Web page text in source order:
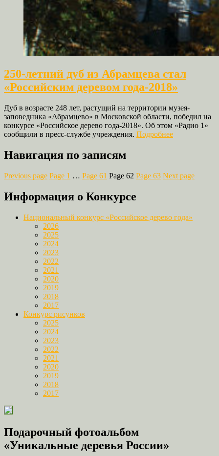
250‑летний дуб из Абрамцева стал
«Российским деревом года‑2018»
Дуб в возрасте 248 лет, растущий на территории музея-
заповедника «Абрамцево» в Московской области, победил на
конкурсе «Российское дерево года-2018». Об этом «Радио 1»
сообщили в пресс-службе учреждения. Подробнее
Навигация по записям
Previous page Page 1 … Page 61 Page 62 Page 63 Next page
Информация о Конкурсе
Национальный конкурс «Российское дерево года»
2026
2025
2024
2023
2022
2021
2020
2019
2018
2017
Конкурс рисунков
2025
2024
2023
2022
2021
2020
2019
2018
2017
Подарочный фотоальбом
«Уникальные деревья России»